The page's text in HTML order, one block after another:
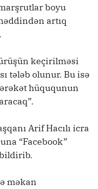
boyu
artıq
keçirilməsi
tələb olunur. Bu isə
hüququnun
Arif Hacılı icra
“Facebook”
məkan